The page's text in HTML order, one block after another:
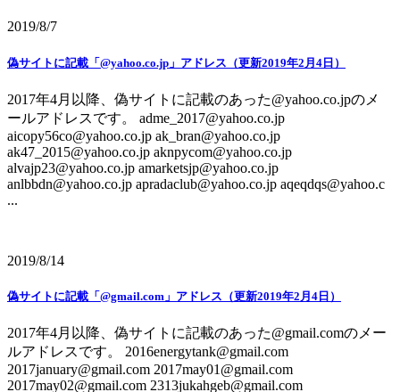
2019/8/7
偽サイトに記載「@yahoo.co.jp」アドレス（更新2019年2月4日）
2017年4月以降、偽サイトに記載のあった@yahoo.co.jpのメ
ールアドレスです。 adme_2017@yahoo.co.jp
aicopy56co@yahoo.co.jp ak_bran@yahoo.co.jp
ak47_2015@yahoo.co.jp aknpycom@yahoo.co.jp
alvajp23@yahoo.co.jp amarketsjp@yahoo.co.jp
anlbbdn@yahoo.co.jp apradaclub@yahoo.co.jp aqeqdqs@yahoo.c
...
2019/8/14
偽サイトに記載「@gmail.com」アドレス（更新2019年2月4日）
2017年4月以降、偽サイトに記載のあった@gmail.comのメー
ルアドレスです。 2016energytank@gmail.com
2017january@gmail.com 2017may01@gmail.com
2017may02@gmail.com 2313jukahgeb@gmail.com